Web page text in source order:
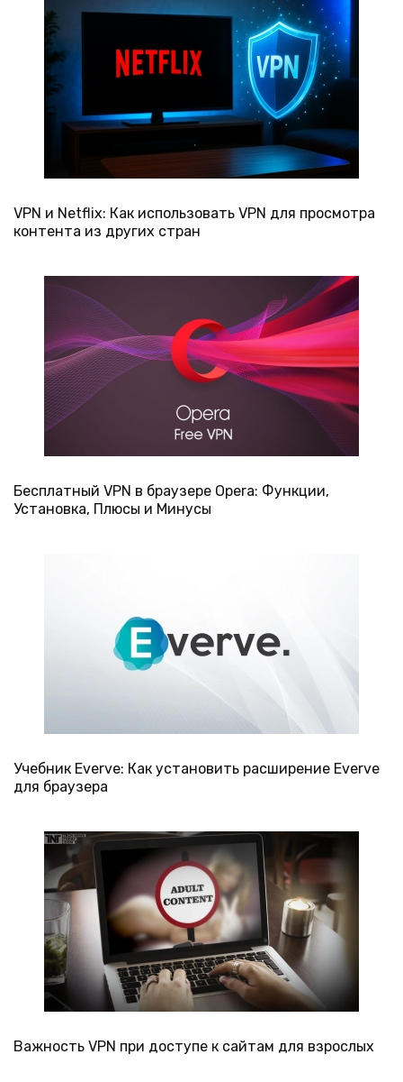
VPN и Netflix: Как использовать VPN для просмотра
контента из других стран
Бесплатный VPN в браузере Opera: Функции,
Установка, Плюсы и Минусы
Учебник Everve: Как установить расширение Everve
для браузера
Важность VPN при доступе к сайтам для взрослых